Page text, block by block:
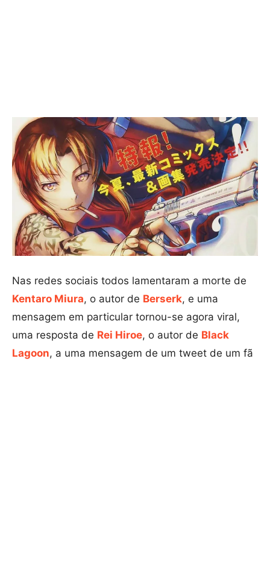
Nas redes sociais todos lamentaram a morte de
Kentaro Miura, o autor de Berserk, e uma
mensagem em particular tornou-se agora viral,
uma resposta de Rei Hiroe, o autor de Black
Lagoon, a uma mensagem de um tweet de um fã